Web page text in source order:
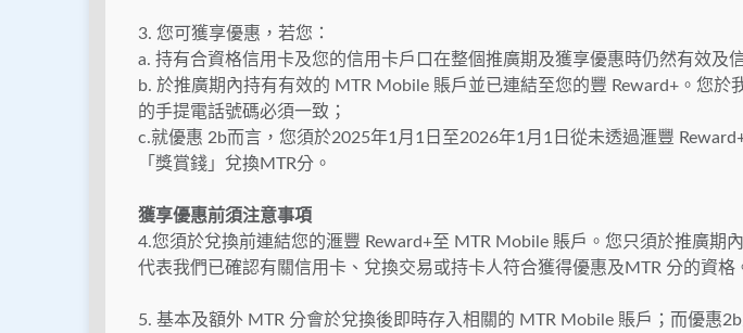
3. 您可獲享優惠，若您：
a. 持有合資格信用卡及您的信用卡戶口在整個推廣期及獲享優惠時仍然有效及
b. 於推廣期內持有有效的 MTR Mobile 賬戶並已連結至您的豐 Reward+。您於
的手提電話號碼必須一致；
c.就優惠 2b而言，您須於2025年1月1日至2026年1月1日從未透過滙豐
「獎賞錢」兌換MTR分。
獲享優惠前須注意事項
4.您須於兌換前連結您的滙豐 Reward+至 MTR Mobile 賬戶。您只須於推廣期
代表我們已確認有關信用卡、兌換交易或持卡人符合獲得優惠及MTR 分的資格
5. 基本及額外 MTR 分會於兌換後即時存入相關的 MTR Mobile 賬戶；而優惠